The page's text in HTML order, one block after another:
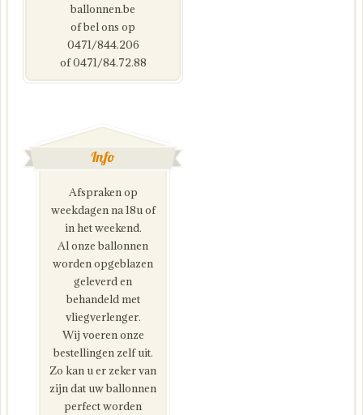
ballonnen.be
of bel ons op
0471/844.206
of 0471/84.72.88
Info
Afspraken op
weekdagen na 18u of
in het weekend.
Al onze ballonnen
worden opgeblazen
geleverd en
behandeld met
vliegverlenger.
Wij voeren onze
bestellingen zelf uit.
Zo kan u er zeker van
zijn dat uw ballonnen
perfect worden